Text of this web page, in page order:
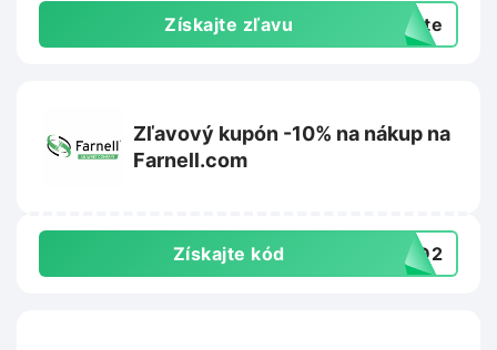
Získajte zľavu exte
Zľavový kupón -10% na nákup na
Farnell.com
Získajte kód 4BD2